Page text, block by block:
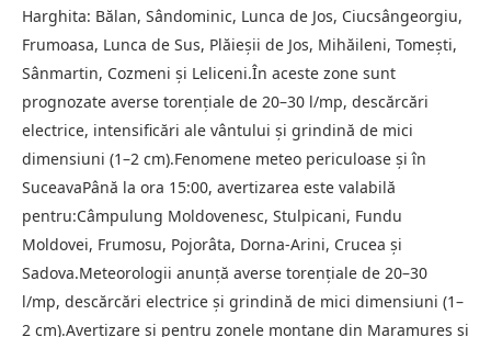
Harghita: Bălan, Sândominic, Lunca de Jos, Ciucsângeorgiu,
Frumoasa, Lunca de Sus, Plăieșii de Jos, Mihăileni, Tomești,
Sânmartin, Cozmeni și Leliceni.În aceste zone sunt
prognozate averse torențiale de 20–30 l/mp, descărcări
electrice, intensificări ale vântului și grindină de mici
dimensiuni (1–2 cm).Fenomene meteo periculoase și în
SuceavaPână la ora 15:00, avertizarea este valabilă
pentru:Câmpulung Moldovenesc, Stulpicani, Fundu
Moldovei, Frumosu, Pojorâta, Dorna-Arini, Crucea și
Sadova.Meteorologii anunță averse torențiale de 20–30
l/mp, descărcări electrice și grindină de mici dimensiuni (1–
2 cm).Avertizare și pentru zonele montane din Maramureș și